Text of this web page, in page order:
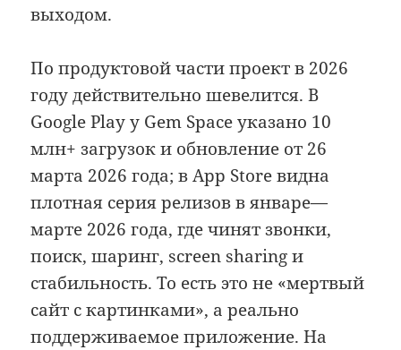
выходом.
По продуктовой части проект в 2026
году действительно шевелится. В
Google Play у Gem Space указано 10
млн+ загрузок и обновление от 26
марта 2026 года; в App Store видна
плотная серия релизов в январе—
марте 2026 года, где чинят звонки,
поиск, шаринг, screen sharing и
стабильность. То есть это не «мертвый
сайт с картинками», а реально
поддерживаемое приложение. На